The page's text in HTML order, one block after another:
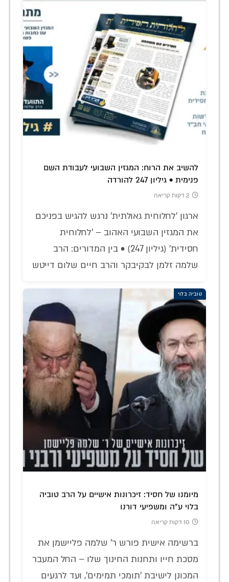
להשיב את הרוח: המגזין השבועי לעבודת השם
פנימית • גיליון 247 להורדה
2 דקות קריאה
ארגון 'לחלוחית גאולתית' נרגש להגיש בפניכם
את המגזין השבועי האהוב – 'לחלוחית
חסידית' (גיליון 247) • בין המדורים: הרב
שלמה זלמן לבקיבקר והרב חיים שלום דייטש
טוביה בלוי
מיומנו של חסיד: זיכרונות אישיים על הרב טוביה
בלוי ע"ה ומשפיעי דורנו
10 דקות קריאה
ברשימה אישית פורש ר' שלמה פליישמן את
מסכת חייו ותחנות החינוך שלו – החל המעבר
המכונן לישיבת 'תומכי תמימים', ועד לרגעים